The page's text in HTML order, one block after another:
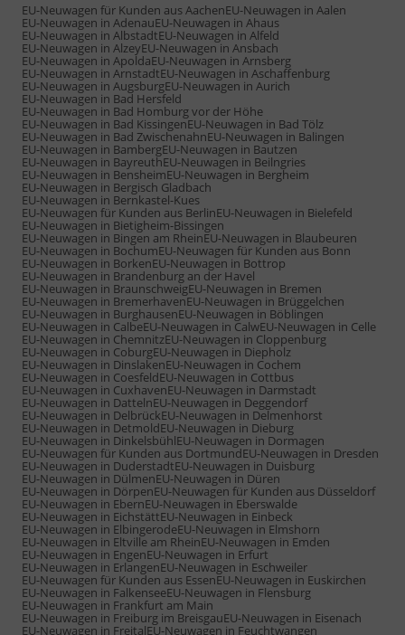
EU-Neuwagen für Kunden aus AachenEU-Neuwagen in Aalen
EU-Neuwagen in AdenauEU-Neuwagen in Ahaus
EU-Neuwagen in AlbstadtEU-Neuwagen in Alfeld
EU-Neuwagen in AlzeyEU-Neuwagen in Ansbach
EU-Neuwagen in ApoldaEU-Neuwagen in Arnsberg
EU-Neuwagen in ArnstadtEU-Neuwagen in Aschaffenburg
EU-Neuwagen in AugsburgEU-Neuwagen in Aurich
EU-Neuwagen in Bad Hersfeld
EU-Neuwagen in Bad Homburg vor der Höhe
EU-Neuwagen in Bad KissingenEU-Neuwagen in Bad Tölz
EU-Neuwagen in Bad ZwischenahnEU-Neuwagen in Balingen
EU-Neuwagen in BambergEU-Neuwagen in Bautzen
EU-Neuwagen in BayreuthEU-Neuwagen in Beilngries
EU-Neuwagen in BensheimEU-Neuwagen in Bergheim
EU-Neuwagen in Bergisch Gladbach
EU-Neuwagen in Bernkastel-Kues
EU-Neuwagen für Kunden aus BerlinEU-Neuwagen in Bielefeld
EU-Neuwagen in Bietigheim-Bissingen
EU-Neuwagen in Bingen am RheinEU-Neuwagen in Blaubeuren
EU-Neuwagen in BochumEU-Neuwagen für Kunden aus Bonn
EU-Neuwagen in BorkenEU-Neuwagen in Bottrop
EU-Neuwagen in Brandenburg an der Havel
EU-Neuwagen in BraunschweigEU-Neuwagen in Bremen
EU-Neuwagen in BremerhavenEU-Neuwagen in Brüggelchen
EU-Neuwagen in BurghausenEU-Neuwagen in Böblingen
EU-Neuwagen in CalbeEU-Neuwagen in CalwEU-Neuwagen in Celle
EU-Neuwagen in ChemnitzEU-Neuwagen in Cloppenburg
EU-Neuwagen in CoburgEU-Neuwagen in Diepholz
EU-Neuwagen in DinslakenEU-Neuwagen in Cochem
EU-Neuwagen in CoesfeldEU-Neuwagen in Cottbus
EU-Neuwagen in CuxhavenEU-Neuwagen in Darmstadt
EU-Neuwagen in DattelnEU-Neuwagen in Deggendorf
EU-Neuwagen in DelbrückEU-Neuwagen in Delmenhorst
EU-Neuwagen in DetmoldEU-Neuwagen in Dieburg
EU-Neuwagen in DinkelsbühlEU-Neuwagen in Dormagen
EU-Neuwagen für Kunden aus DortmundEU-Neuwagen in Dresden
EU-Neuwagen in DuderstadtEU-Neuwagen in Duisburg
EU-Neuwagen in DülmenEU-Neuwagen in Düren
EU-Neuwagen in DörpenEU-Neuwagen für Kunden aus Düsseldorf
EU-Neuwagen in EbernEU-Neuwagen in Eberswalde
EU-Neuwagen in EichstättEU-Neuwagen in Einbeck
EU-Neuwagen in ElbingerodeEU-Neuwagen in Elmshorn
EU-Neuwagen in Eltville am RheinEU-Neuwagen in Emden
EU-Neuwagen in EngenEU-Neuwagen in Erfurt
EU-Neuwagen in ErlangenEU-Neuwagen in Eschweiler
EU-Neuwagen für Kunden aus EssenEU-Neuwagen in Euskirchen
EU-Neuwagen in FalkenseeEU-Neuwagen in Flensburg
EU-Neuwagen in Frankfurt am Main
EU-Neuwagen in Freiburg im BreisgauEU-Neuwagen in Eisenach
EU-Neuwagen in FreitalEU-Neuwagen in Feuchtwangen